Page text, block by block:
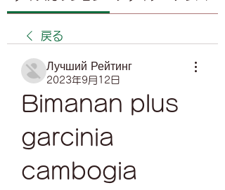
戻る
Лучший Рейтинг
2023年9月12日
Bimanan plus
garcinia
cambogia